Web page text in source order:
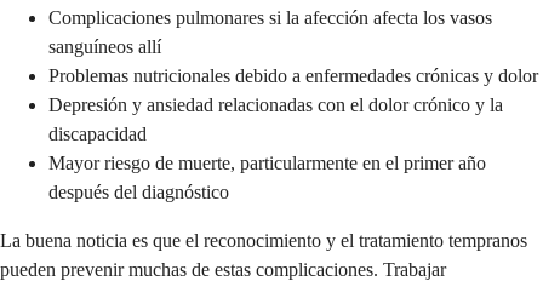
Complicaciones pulmonares si la afección afecta los vasos
sanguíneos allí
Problemas nutricionales debido a enfermedades crónicas y dolor
Depresión y ansiedad relacionadas con el dolor crónico y la
discapacidad
Mayor riesgo de muerte, particularmente en el primer año
después del diagnóstico
La buena noticia es que el reconocimiento y el tratamiento tempranos
pueden prevenir muchas de estas complicaciones. Trabajar